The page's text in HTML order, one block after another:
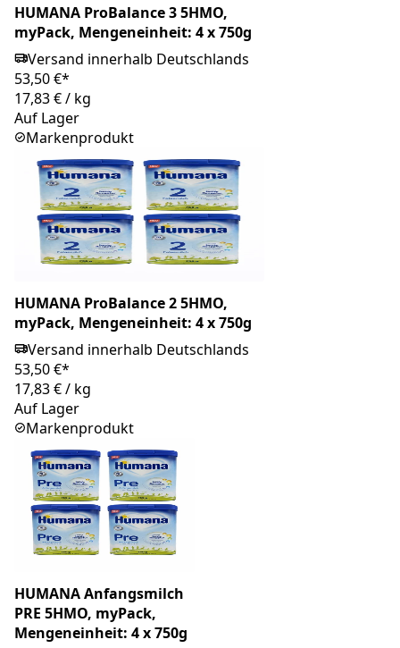
HUMANA ProBalance 3 5HMO,
myPack, Mengeneinheit: 4 x 750g
Versand innerhalb Deutschlands
53,50 €*
17,83 €/ kg
Auf Lager
Markenprodukt
HUMANA ProBalance 2 5HMO,
myPack, Mengeneinheit: 4 x 750g
Versand innerhalb Deutschlands
53,50 €*
17,83 €/ kg
Auf Lager
Markenprodukt
HUMANA Anfangsmilch
PRE 5HMO, myPack,
Mengeneinheit: 4 x 750g